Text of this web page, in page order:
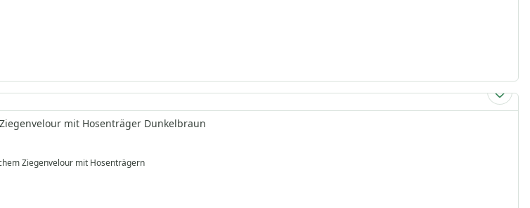
mit Hosenträger Dunkelbraun
Ziegenvelour mit Hosenträgern